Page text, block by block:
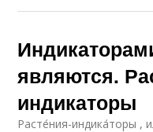
являются.
индикаторы
Расте́ния-индика́торы ,